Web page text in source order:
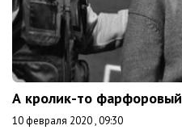
А кролик-то фарфоровый
10 февраля 2020 , 09:30